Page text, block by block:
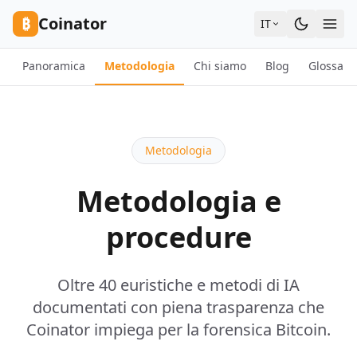
Skip to content
₿ Coinator IT
Panoramica Metodologia Chi siamo Blog Glossario
Metodologia
Metodologia e
procedure
Oltre 40 euristiche e metodi di IA
documentati con piena trasparenza che
Coinator impiega per la forensica Bitcoin.